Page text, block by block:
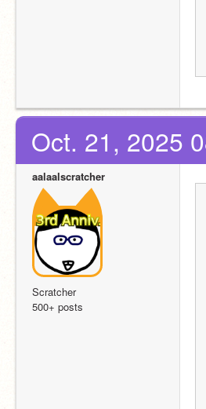
Oct. 21, 2025
aalaalscratcher
Scratcher
500+ posts